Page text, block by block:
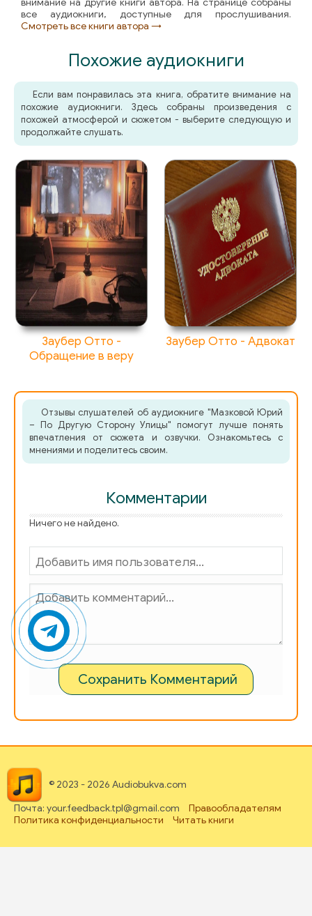
внимание на другие книги автора. На странице собраны
все аудиокниги, доступные для прослушивания.
Смотреть все книги автора →
Похожие аудиокниги
Если вам понравилась эта книга, обратите внимание на
похожие аудиокниги. Здесь собраны произведения с
похожей атмосферой и сюжетом - выберите следующую и
продолжайте слушать.
Заубер Отто -
Обращение в веру
Заубер Отто - Адвокат
Отзывы слушателей об аудиокниге "Мазковой Юрий
– По Другую Сторону Улицы" помогут лучше понять
впечатления от сюжета и озвучки. Ознакомьтесь с
мнениями и поделитесь своим.
Комментарии
Ничего не найдено.
Сохранить Комментарий
© 2023 - 2026 Audiobukva.com
Почта: your.feedback.tpl@gmail.com
Правообладателям
Политика конфиденциальности
Читать книги